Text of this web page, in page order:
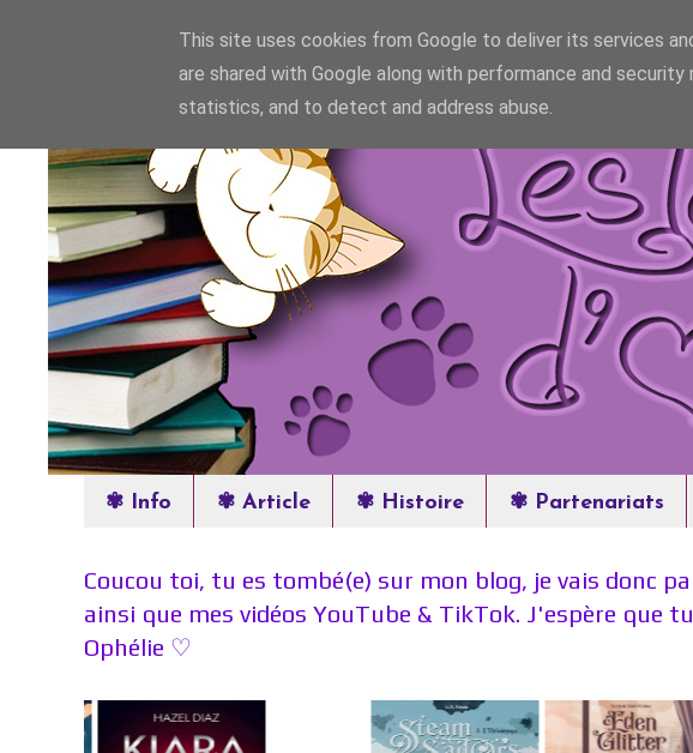
✾ Info ✾ Article ✾ Histoire ✾ Partenariats
Coucou toi, tu es tombé(e) sur mon blog, je vais donc
ainsi que mes vidéos YouTube & TikTok. J'espère
Ophélie ♡
This site uses cookies from Google to deliver its services
are shared with Google along with performance and
statistics, and to detect and address abuse.